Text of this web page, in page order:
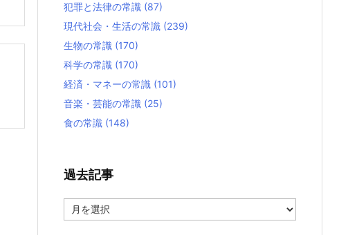
犯罪と法律の常識 (87)
現代社会・生活の常識 (239)
生物の常識 (170)
科学の常識 (170)
経済・マネーの常識 (101)
音楽・芸能の常識 (25)
食の常識 (148)
過去記事
去